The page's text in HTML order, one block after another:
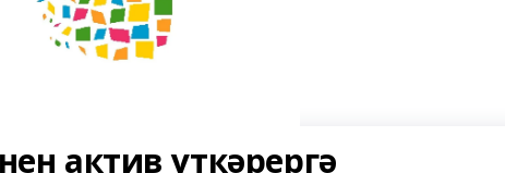
актив үткәрергә